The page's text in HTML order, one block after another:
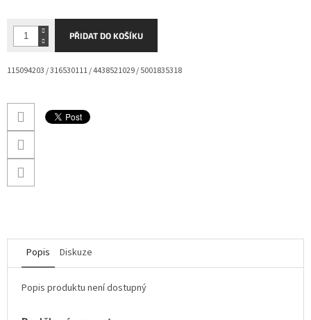
PŘIDAT DO KOŠÍKU
115094203 / 316530111 / 4438521029 / 5001835318
Popis Diskuze
Popis produktu není dostupný